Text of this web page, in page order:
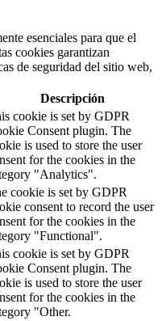
esenciales para que el
cookies garantizan
de seguridad del sitio web,
Descripción
cookie is set by GDPR
Consent plugin. The
is used to store the user
for the cookies in the
"Analytics".
cookie is set by GDPR
consent to record the user
for the cookies in the
"Functional".
cookie is set by GDPR
Consent plugin. The
is used to store the user
for the cookies in the
"Other.